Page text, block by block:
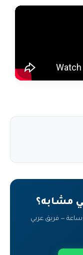
مشابه؟
تقييم مجاني لملفك الطبي — رد خلال 24 ساعة — فريق عربي